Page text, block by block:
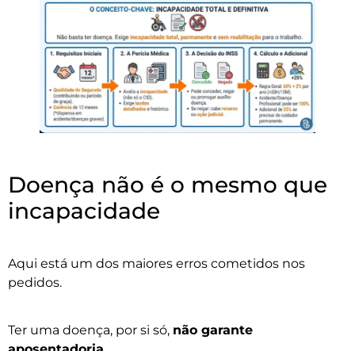
Doença não é o mesmo que
incapacidade
Aqui está um dos maiores erros cometidos nos
pedidos.
Ter uma doença, por si só, não garante